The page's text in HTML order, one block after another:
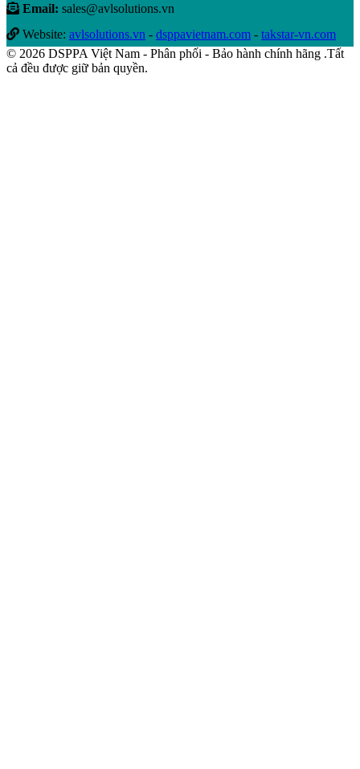
Email: sales@avlsolutions.vn
Website: avlsolutions.vn - dsppavietnam.com - takstar-vn.com
© 2026 DSPPA Việt Nam - Phân phối - Bảo hành chính hãng .Tất
cả đều được giữ bản quyền.